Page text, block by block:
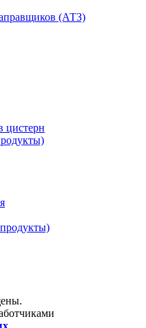
(АТЗ)
цистерн